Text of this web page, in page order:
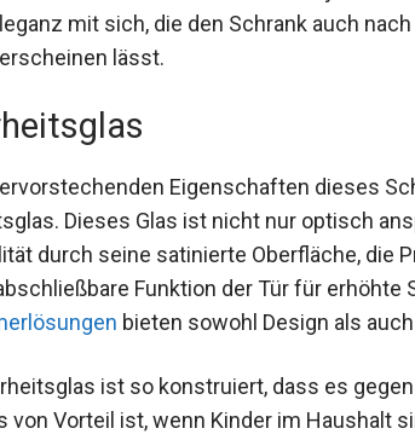
mit sich, die den Schrank auch
lässt.
Eigenschaften dieses
Dieses Glas ist nicht nur optisch
durch seine satinierte Oberfläche, die
Funktion der Tür für erhöhte
bieten sowohl Design als
ist so konstruiert, dass es
von Vorteil ist, wenn Kinder im Haushalt